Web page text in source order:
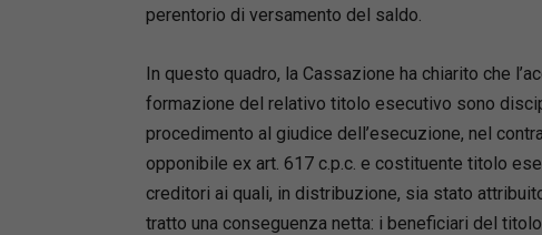
perentorio di versamento del saldo.
In questo quadro, la Cassazione ha chiarito che
formazione del relativo titolo esecutivo sono
procedimento al giudice dell’esecuzione, nel
opponibile ex art. 617 c.p.c. e costituente titolo
creditori ai quali, in distribuzione, sia stato
tratto una conseguenza netta: i beneficiari del